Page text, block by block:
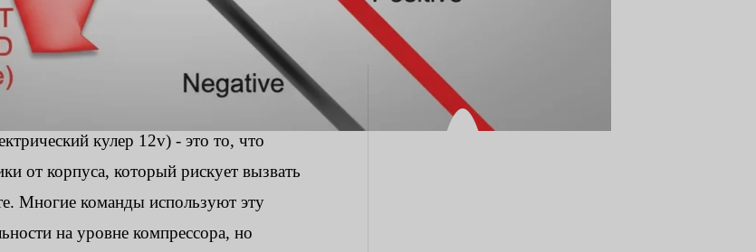
кулер 12v) - это то, что
от корпуса, который рискует вызвать
Многие команды используют эту
на уровне компрессора, но